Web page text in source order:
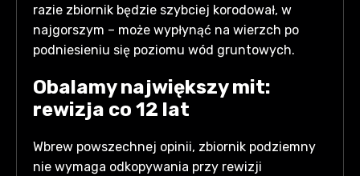
razie zbiornik będzie szybciej korodował, w
najgorszym – może wypłynąć na wierzch po
podniesieniu się poziomu wód gruntowych.
Obalamy największy mit:
rewizja co 12 lat
Wbrew powszechnej opinii, zbiornik podziemny
nie wymaga odkopywania przy rewizji